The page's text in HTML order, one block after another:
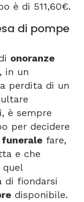
è di 511,60€.
di pompe
onoranze
in un
perdita di un
è sempre
per decidere
funerale fare,
e che
quel
di fiondarsi
disponibile.